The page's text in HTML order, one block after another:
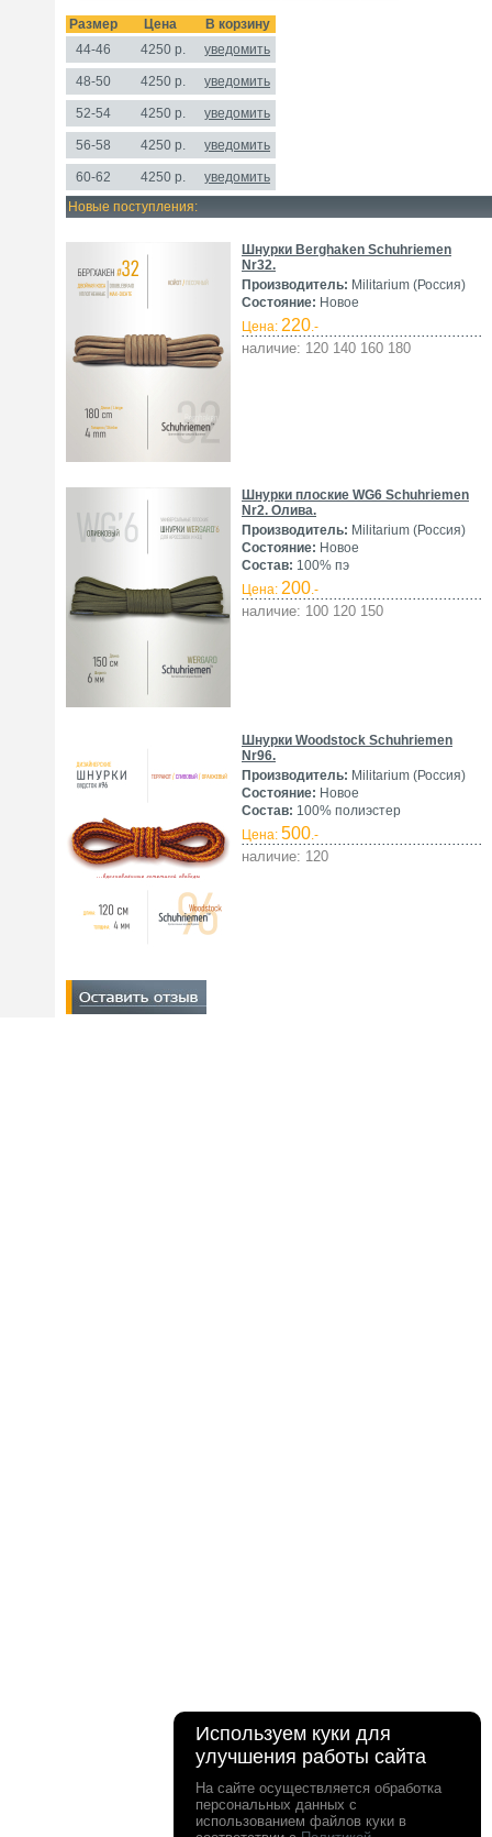
Размер Цена
В корзину
44-46
4250р. уведомить
48-50 4250 р. уведомить
52-54 4250 р. уведомить
56-58 4250 р. уведомить
60-62 4250 р.
уведомить
Новые поступления:
Шнурки Berghaken Schuhriemen
Nr32.
Производитель: Militarium (Россия)
Состояние: Новое
Цена: 220.-
наличие: 120 140 160 180
Шнурки плоские WG6 Schuhriemen
Nr2. Олива.
Производитель: Militarium (Россия)
Состояние: Новое
Состав: 100% пэ
Цена: 200.-
наличие: 100 120 150
Шнурки Woodstock Schuhriemen
Nr96.
Производитель: Militarium (Россия)
Состояние: Новое
Состав: 100% полиэстер
Цена: 500.-
наличие: 120
Используем куки для
улучшения работы сайта
На сайте осуществляется обработка
персональных данных с
использованием файлов куки в